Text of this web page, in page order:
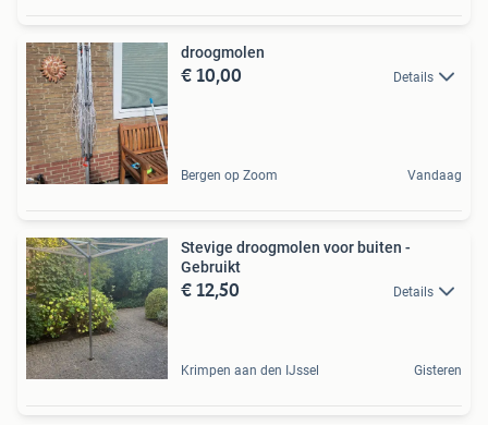
droogmolen
€ 10,00 Details
Bergen op Zoom Vandaag
Stevige droogmolen voor buiten -
Gebruikt
€ 12,50 Details
Krimpen aan den IJssel Gisteren